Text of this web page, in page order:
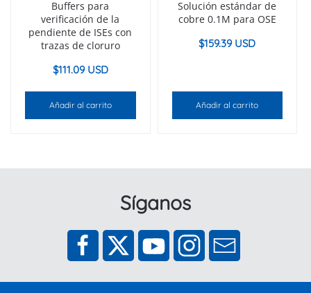
Buffers para
verificación de la
pendiente de ISEs con
trazas de cloruro
$111.09 USD
Añadir al carrito
Solución estándar de
cobre 0.1M para OSE
$159.39 USD
Añadir al carrito
Síganos